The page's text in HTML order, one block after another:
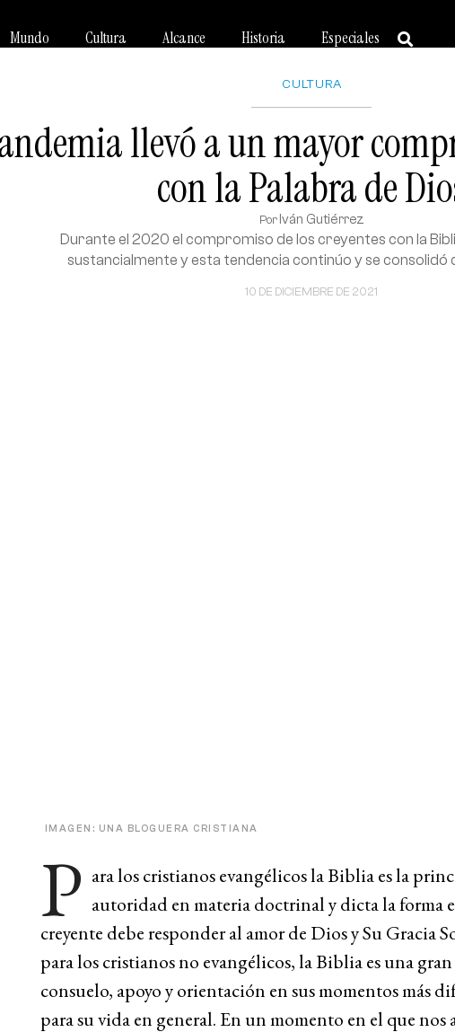
Mundo Cultura Alcance Historia Especiales
CULTURA
llevó a un mayor
con la Palabra de
Por Iván Gutiérrez
10 DE DICIEMBRE DE 2021
Durante el 2020 el compromiso de los creyentes con la
sustancialmente y esta tendencia continúo y se consolidó
IMAGEN: UNA BLOGUERA CRISTIANA
P ara los cristianos evangélicos la Biblia es la
autoridad en materia doctrinal y dicta la forma
creyente debe responder al amor de Dios y Su Gracia
para los cristianos no evangélicos, la Biblia es una
consuelo, apoyo y orientación en sus momentos más
para su vida en general. En un momento en el que nos